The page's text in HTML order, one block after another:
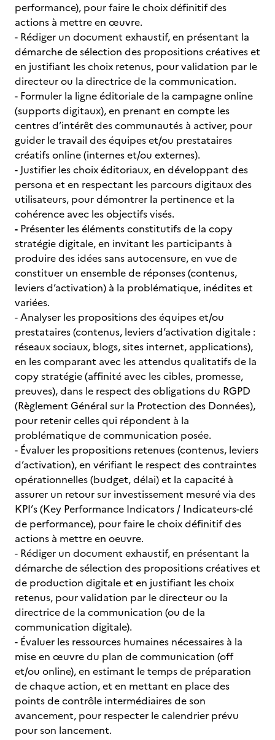
performance), pour faire le choix définitif des
actions à mettre en œuvre.
- Rédiger un document exhaustif, en présentant la
démarche de sélection des propositions créatives et
en justifiant les choix retenus, pour validation par le
directeur ou la directrice de la communication.
- Formuler la ligne éditoriale de la campagne online
(supports digitaux),en prenant en compte les
centres d’intérêt des communautés à activer, pour
guider le travail des équipes et/ou prestataires
créatifs online (internes et/ou externes).
- Justifier les choix éditoriaux, en développant des
persona et en respectant les parcours digitaux des
utilisateurs, pour démontrer la pertinence et la
cohérence avec les objectifs visés.
- Présenter les éléments constitutifs de la copy
stratégie digitale, en invitant les participants à
produire des idées sans autocensure, en vue de
constituer un ensemble de réponses (contenus,
leviers d’activation) à la problématique, inédites et
variées.
- Analyser les propositions des équipes et/ou
prestataires (contenus, leviers d’activation digitale :
réseaux sociaux, blogs, sites internet, applications),
en les comparant avec les attendus qualitatifs de la
copy stratégie (affinité avec les cibles, promesse,
preuves), dans le respect des obligations du RGPD
(Règlement Général sur la Protection des Données),
pour retenir celles qui répondent à la
problématique de communication posée.
- Évaluer les propositions retenues (contenus, leviers
d’activation), en vérifiant le respect des contraintes
opérationnelles (budget, délai) et la capacité à
assurer un retour sur investissement mesuré via des
KPI’s (Key Performance Indicators / Indicateurs-clé
de performance), pour faire le choix définitif des
actions à mettre en oeuvre.
- Rédiger un document exhaustif, en présentant la
démarche de sélection des propositions créatives et
de production digitale et en justifiant les choix
retenus, pour validation par le directeur ou la
directrice de la communication (ou de la
communication digitale).
- Évaluer les ressources humaines nécessaires à la
mise en œuvre du plan de communication (off
et/ou online), en estimant le temps de préparation
de chaque action, et en mettant en place des
points de contrôle intermédiaires de son
avancement, pour respecter le calendrier prévu
pour son lancement.